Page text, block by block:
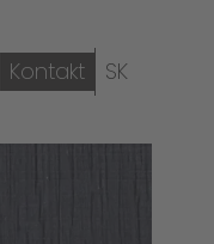
Kontakt SK